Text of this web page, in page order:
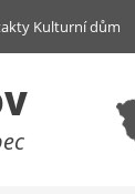
Kulturní dům